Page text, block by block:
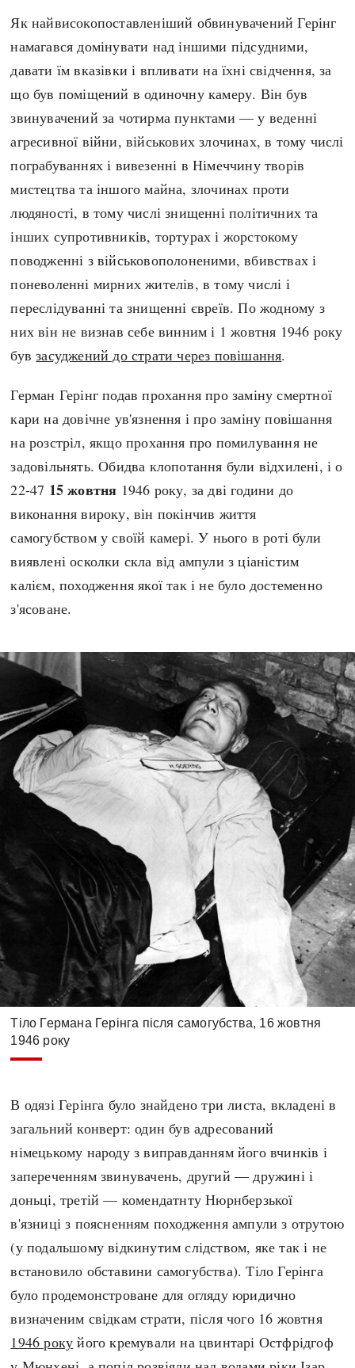
Як найвисокопоставленіший обвинувачений Герінг
намагався домінувати над іншими підсудними,
давати їм вказівки і впливати на їхні свідчення, за
що був поміщений в одиночну камеру. Він був
звинувачений за чотирма пунктами — у веденні
агресивної війни, військових злочинах, в тому числі
пограбуваннях і вивезенні в Німеччину творів
мистецтва та іншого майна, злочинах проти
людяності, в тому числі знищенні політичних та
інших супротивників, тортурах і жорстокому
поводженні з військовополоненими, вбивствах і
поневоленні мирних жителів, в тому числі і
переслідуванні та знищенні євреїв. По жодному з
них він не визнав себе винним і 1 жовтня 1946 року
бувзасуджений до страти через повішання.
Герман Герінг подав прохання про заміну смертної
кари на довічне ув'язнення і про заміну повішання
на розстріл, якщо прохання про помилування не
задовільнять. Обидва клопотання були відхилені, і о
22-47 15 жовтня 1946 року, за дві години до
виконання вироку, він покінчив життя
самогубством у своїй камері. У нього в роті були
виявлені осколки скла від ампули з ціаністим
калієм, походження якої так і не було достеменно
з'ясоване.
Тіло Германа Герінга після самогубства, 16 жовтня
1946 року
В одязі Герінга було знайдено три листа, вкладені в
загальний конверт: один був адресований
німецькому народу з виправданням його вчинків і
запереченням звинувачень, другий — дружині і
доньці, третій — комендатнту Нюрнберзької
в'язниці з поясненням походження ампули з отрутою
(у подальшому відкинутим слідством, яке так і не
встановило обставини самогубства). Тіло Герінга
було продемонстроване для огляду юридично
визначеним свідкам страти, після чого 16 жовтня
1946 року його кремували на цвинтарі Остфрідгоф